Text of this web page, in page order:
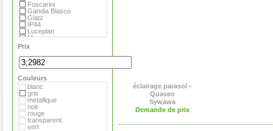
Foscarini
Gandia Blasco
Glatz
IP44
Luceplan
Menu
Metalarte
O Luce
Roger Pradier
Royal VKB
Serralunga
Sywawa
Tribu
Viteo
Prix
Couleurs
blanc
gris
metallique
noir
rouge
transparent
vert
éclairage parasol -
Quaseo
Sywawa
Demande de prix